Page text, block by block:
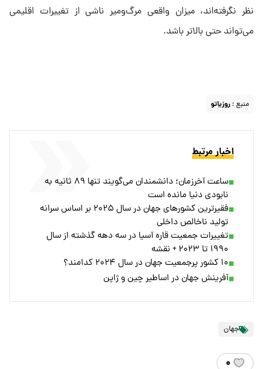
نظر نگرفته‌اند، میزان واقعی مرگ‌ومیر ناشی از تغییرات اقلیمی
می‌تواند حتی بالاتر باشد.
منبع : روزیاتو
اخبار مرتبط
ساعت آخرزمان؛ دانشمندان می‌گویند تنها ۸۹ ثانیه به
نابودی دنیا مانده است
فقیرترین کشورهای جهان در سال ۲۰۲۵ بر اساس سرانه
تولید ناخالص داخلی
تغییرات جمعیت قاره آسیا در سه دهه گذشته از سال
۱۹۹۰ تا ۲۰۲۳ + نقشه
۱۰ کشور پرجمعیت جهان در سال ۲۰۲۴ کدامند؟
آفرینش جهان در اساطیر چین و ژاپن
جهان
۰